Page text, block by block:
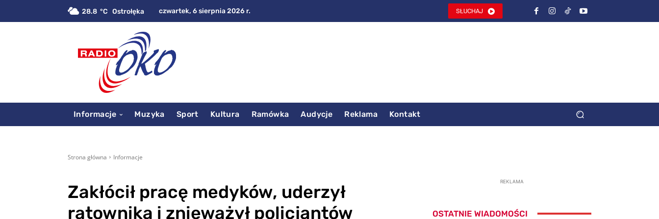
28.8 C Ostrołęka czwartek, 6 sierpnia 2026 r. SŁUCHAJ
Informacje Muzyka Sport Kultura Ramówka Audycje Reklama Kontakt
Strona główna Informacje
Zakłócił pracę medyków, uderzył
ratownika i znieważył policjantów
REKLAMA
OSTATNIE WIADOMOŚCI